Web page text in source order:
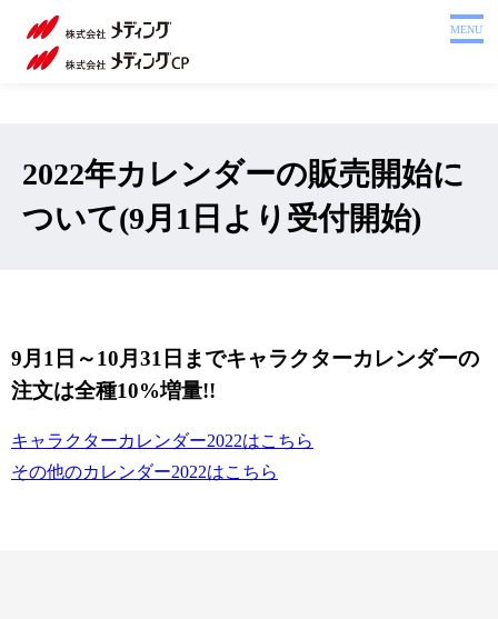
MENU
ホーム
製品を探す
サポート
会社案内
お問い合わせ
2022年カレンダーの販売開始に
ついて(9月1日より受付開始)
9月1日～10月31日までキャラクターカレンダーの
注文は全種10%増量!!
キャラクターカレンダー2022はこちら
その他のカレンダー2022はこちら